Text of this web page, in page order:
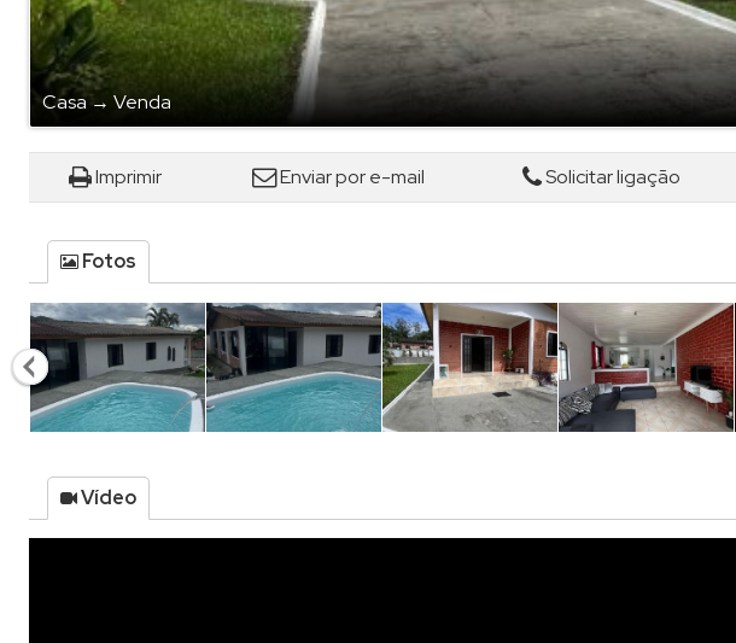
Casa→ Venda
Imprimir Enviar por e-mail Solicitar ligação
Fotos
Vídeo